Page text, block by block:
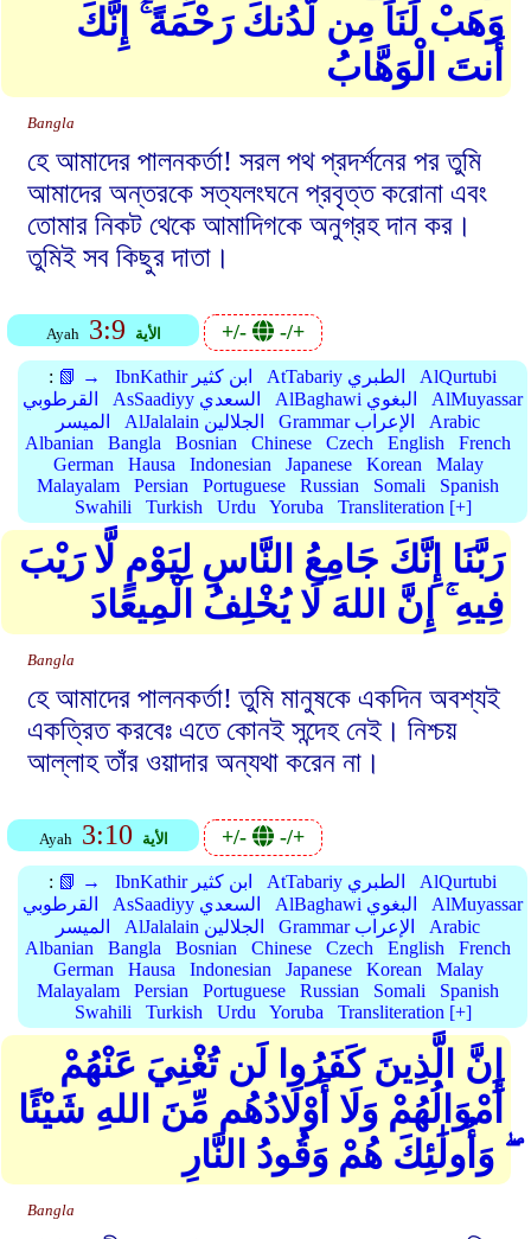
وَهَبْ لَنَا مِن لَّدُنكَ رَحْمَةً ۚ إِنَّكَ
أَنتَ الْوَهَّابُ
Bangla
হে আমাদের পালনকর্তা! সরল পথ প্রদর্শনের পর তুমি
আমাদের অন্তরকে সত্যলংঘনে প্রবৃত্ত করোনা এবং
তোমার নিকট থেকে আমাদিগকে অনুগ্রহ দান কর।
তুমিই সব কিছুর দাতা।
Ayah 3:9 الأية +/- -/+
: 📗 → IbnKathir ابن كثير AtTabariy الطبري
AlQurtubi
القرطوبي
AsSaadiyy السعدي AlBaghawi البغوي
AlMuyassar
الميسر
AlJalalain الجلالين Grammar الإعراب
Arabic
Albanian
Bangla Bosnian Chinese Czech English
French
German
Hausa Indonesian Japanese Korean
Malay
Malayalam
Persian Portuguese Russian Somali
Spanish
Swahili
Turkish Urdu Yoruba Transliteration [+]
رَبَّنَا إِنَّكَ جَامِعُ النَّاسِ لِيَوْمٍ لَّا رَيْبَ
فِيهِ ۚ إِنَّ اللهَ لَا يُخْلِفُ الْمِيعَادَ
Bangla
হে আমাদের পালনকর্তা! তুমি মানুষকে একদিন অবশ্যই
একত্রিত করবেঃ এতে কোনই সন্দেহ নেই। নিশ্চয়
আল্লাহ তাঁর ওয়াদার অন্যথা করেন না।
Ayah 3:10 الأية +/- -/+
: 📗 → IbnKathir ابن كثير AtTabariy الطبري
AlQurtubi
القرطوبي
AsSaadiyy السعدي AlBaghawi البغوي
AlMuyassar
الميسر
AlJalalain الجلالين Grammar الإعراب
Arabic
Albanian
Bangla Bosnian Chinese Czech English
French
German
Hausa Indonesian Japanese Korean
Malay
Malayalam
Persian Portuguese Russian Somali
Spanish
Swahili
Turkish Urdu Yoruba Transliteration [+]
إِنَّ الَّذِينَ كَفَرُوا لَن تُغْنِيَ عَنْهُمْ
أَمْوَالُهُمْ وَلَا أَوْلَادُهُم مِّنَ اللهِ شَيْئًا
ۖ وَأُولَٰئِكَ هُمْ وَقُودُ النَّارِ
Bangla